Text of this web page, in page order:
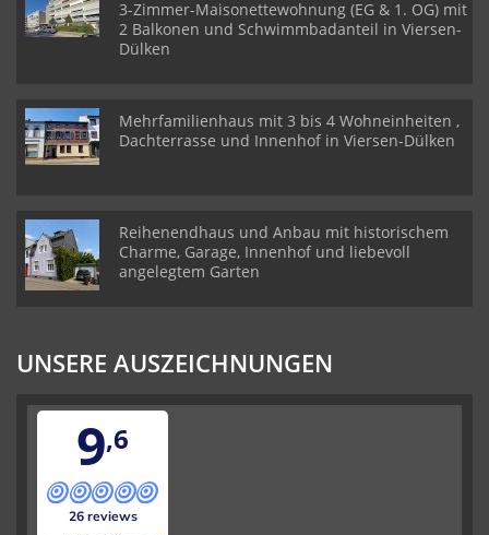
3-Zimmer-Maisonettewohnung (EG & 1. OG) mit
2 Balkonen und Schwimmbadanteil in Viersen-
Dülken
Mehrfamilienhaus mit 3 bis 4 Wohneinheiten ,
Dachterrasse und Innenhof in Viersen-Dülken
Reihenendhaus und Anbau mit historischem
Charme, Garage, Innenhof und liebevoll
angelegtem Garten
UNSERE AUSZEICHNUNGEN
9,6
26 reviews